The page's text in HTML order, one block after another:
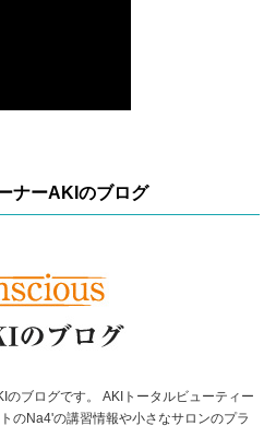
ナーAKIのブログ
ブログです。 AKIトータルビューティー
のNa4'の講習情報や小さなサロンのプラ